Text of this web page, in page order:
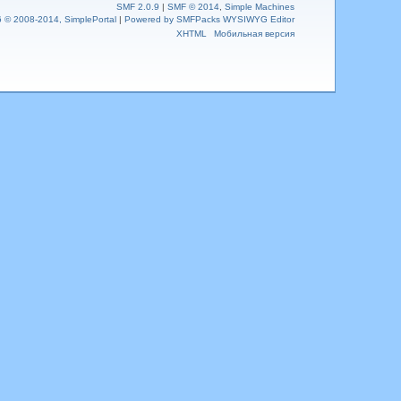
SMF 2.0.9 |SMF © 2014 ,Simple Machines
© 2008-2014, SimplePortal |Powered by SMFPacks WYSIWYG Editor
XHTML
Мобильная версия